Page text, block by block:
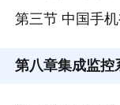
第三节 中国手
第八章集成监控